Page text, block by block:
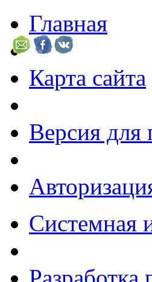
Главная
Карта сайта
Версия для
Системная